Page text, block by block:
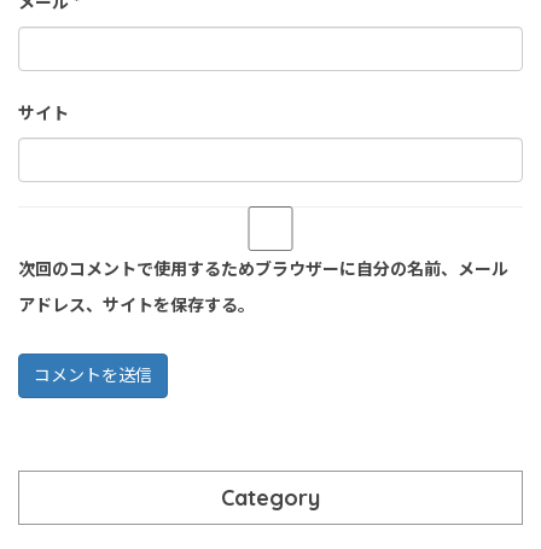
サイト
次回のコメントで使用するためブラウザーに自分の名前、メール
アドレス、サイトを保存する。
Category